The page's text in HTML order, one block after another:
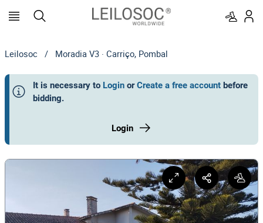
Leilosoc / Moradia V3 · Carriço, Pombal
It is necessary to Login or Create a free account before
bidding.
Login